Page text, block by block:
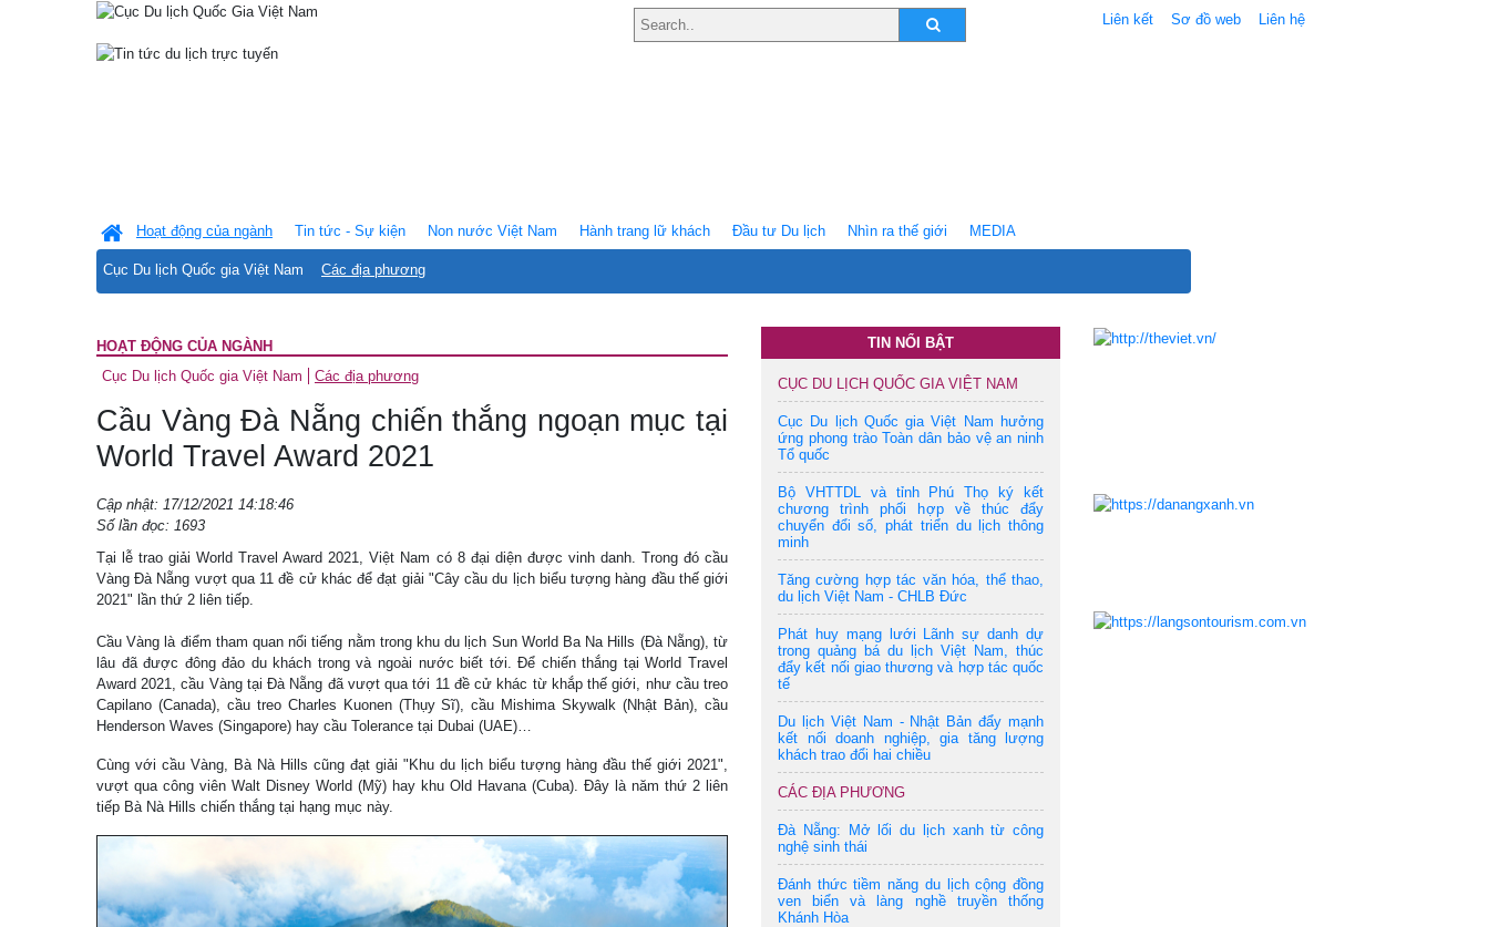
Liên kết Sơ đồ web Liên hệ
Hoạt động của ngành
Cục Du lịch Quốc gia Việt Nam Các địa phương
Tin tức - Sự kiện Non nước Việt Nam Hành trang lữ khách Ðầu tư Du lịch Nhìn ra thế giới MEDIA
HOẠT ĐỘNG CỦA NGÀNH
Cục Du lịch Quốc gia Việt Nam
Các địa phương
Cầu Vàng Đà Nẵng chiến thắng ngoạn mục tại
World Travel Award 2021
Cập nhật: 17/12/2021 14:18:46
Số lần đọc: 1693
Tại lễ trao giải World Travel Award 2021, Việt Nam có 8 đại diện được vinh danh. Trong đó cầu
Vàng Đà Nẵng vượt qua 11 đề cử khác để đạt giải "Cây cầu du lịch biểu tượng hàng đầu thế giới
2021" lần thứ 2 liên tiếp.
Cầu Vàng là điểm tham quan nổi tiếng nằm trong khu du lịch Sun World Ba Na Hills (Đà Nẵng), từ
lâu đã được đông đảo du khách trong và ngoài nước biết tới. Để chiến thắng tại World Travel
Award 2021, cầu Vàng tại Đà Nẵng đã vượt qua tới 11 đề cử khác từ khắp thế giới, như cầu treo
Capilano (Canada), cầu treo Charles Kuonen (Thụy Sĩ), cầu Mishima Skywalk (Nhật Bản), cầu
Henderson Waves (Singapore) hay cầu Tolerance tại Dubai (UAE)…
Cùng với cầu Vàng, Bà Nà Hills cũng đạt giải "Khu du lịch biểu tượng hàng đầu thế giới 2021",
vượt qua công viên Walt Disney World (Mỹ) hay khu Old Havana (Cuba). Đây là năm thứ 2 liên
tiếp Bà Nà Hills chiến thắng tại hạng mục này.
TIN NỔI BẬT
CỤC DU LỊCH QUỐC GIA VIỆT NAM
Cục Du lịch Quốc gia Việt Nam hưởng
ứng phong trào Toàn dân bảo vệ an ninh
Tổ quốc
Bộ VHTTDL và tỉnh Phú Thọ ký kết
chương trình phối hợp về thúc đẩy
chuyển đổi số, phát triển du lịch thông
minh
Tăng cường hợp tác văn hóa, thể thao,
du lịch Việt Nam - CHLB Đức
Phát huy mạng lưới Lãnh sự danh dự
trong quảng bá du lịch Việt Nam, thúc
đẩy kết nối giao thương và hợp tác quốc
tế
Du lịch Việt Nam - Nhật Bản đẩy mạnh
kết nối doanh nghiệp, gia tăng lượng
khách trao đổi hai chiều
CÁC ĐỊA PHƯƠNG
Đà Nẵng: Mở lối du lịch xanh từ công
nghệ sinh thái
Đánh thức tiềm năng du lịch cộng đồng
ven biển và làng nghề truyền thống
Khánh Hòa